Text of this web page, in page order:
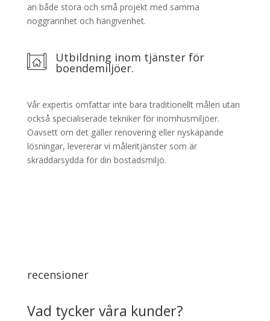
an både stora och små projekt med samma
noggrannhet och hängivenhet.
Utbildning inom tjänster för
boendemiljöer.
Vår expertis omfattar inte bara traditionellt måleri utan
också specialiserade tekniker för inomhusmiljöer.
Oavsett om det gäller renovering eller nyskapande
lösningar, levererar vi måleritjänster som är
skräddarsydda för din bostadsmiljö.
recensioner
Vad tycker våra kunder?